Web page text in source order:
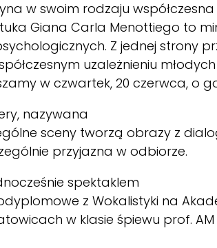
w swoim rodzaju
Giana Carla Menottiego to
Z jednej strony
uzależnieniu
w czwartek, 20 czerwca, o
nazywana
sceny tworzą obrazy z
przyjazna w odbiorze.
spektaklem
z Wokalistyki na
w klasie śpiewu prof.